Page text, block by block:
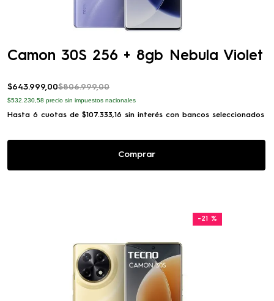
Camon 30S 256 + 8gb Nebula Violet
$643.999 00$806.999,00
$532.230,58 precio sin impuestos nacionales
Hasta 6 cuotas de $107.333,16 sin interés con bancos seleccionados
Comprar
-21 %